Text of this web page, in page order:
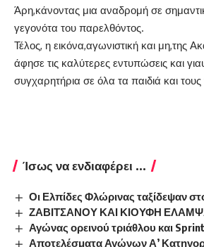
Άρη,κάνοντας μια αναδρομή σε
γεγονότα του παρελθόντος.
Τέλος, η εικόνα,αγωνιστική και μη,της
άφησε τις καλύτερες εντυπώσεις και
συγχαρητήρια σε όλα τα παιδιά και
Ίσως να ενδιαφέρει ...
Οι Ελπίδες Φλώρινας ταξίδεψαν
ΖΑΒΙΤΣΑΝΟΥ ΚΑΙ ΚΙΟΥΦΗ
Αγώνας ορεινού τριάθλου και
Αποτελέσματα Αγώνων Α’